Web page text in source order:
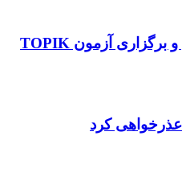
راه‌اندازی رشته کره‌ای و برگزاری آزمون TOPIK
کرد